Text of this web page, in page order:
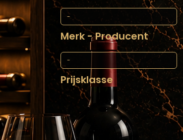
Merk - Producent
Prijsklasse